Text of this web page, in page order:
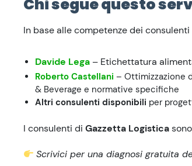
Chi segue questo
In base alle competenze dei
Davide Lega – Etichettatura
Roberto Castellani – Ottimizzazione
& Beverage e normative specifiche
Altri consulenti disponibili per
I consulenti di Gazzetta Logistica
Scrivici per una diagnosi gratuita